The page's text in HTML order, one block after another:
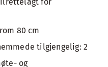
80 cm
tilgjengelig: 2
og